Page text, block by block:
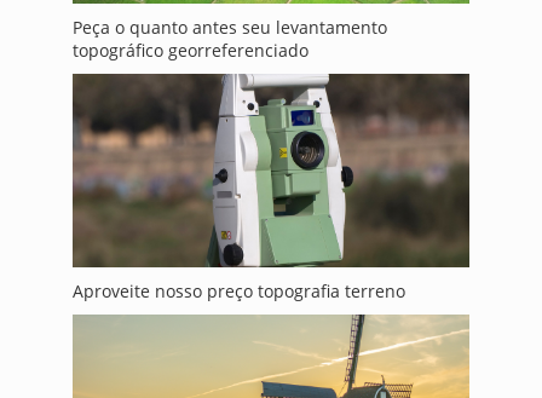
Peça o quanto antes seu levantamento
topográfico georreferenciado
Aproveite nosso preço topografia terreno